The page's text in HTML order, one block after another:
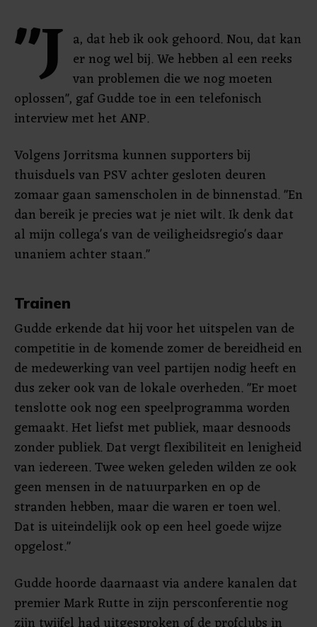
"J a, dat heb ik ook gehoord. Nou, dat kan
er nog wel bij. We hebben al een reeks
van problemen die we nog moeten
oplossen", gaf Gudde toe in een telefonisch
interview met het ANP.
Volgens Jorritsma kunnen supporters bij
thuisduels van PSV achter gesloten deuren
zomaar gaan samenscholen in de binnenstad. "En
dan bereik je precies wat je niet wilt. Ik denk dat
al mijn collega's van de veiligheidsregio's daar
unaniem achter staan."
Trainen
Gudde erkende dat hij voor het uitspelen van de
competitie in de komende zomer de bereidheid en
de medewerking van veel partijen nodig heeft en
dus zeker ook van de lokale overheden. "Er moet
tenslotte ook nog een speelprogramma worden
gemaakt. Het liefst met publiek, maar desnoods
zonder publiek. Dat vergt flexibiliteit en lenigheid
van iedereen. Twee weken geleden wilden ze ook
geen mensen in de natuurparken en op de
stranden hebben, maar die waren er toen wel.
Dat is uiteindelijk ook op een heel goede wijze
opgelost."
Gudde hoorde daarnaast via andere kanalen dat
premier Mark Rutte in zijn persconferentie nog